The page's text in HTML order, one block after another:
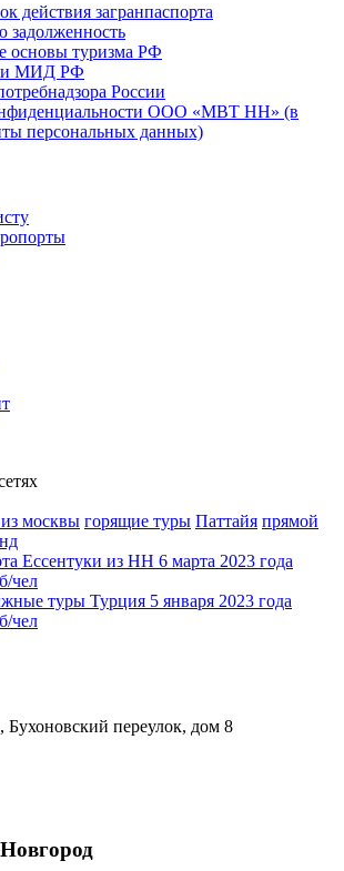
действия загранпаспорта
задолженность
основы туризма РФ
МИД РФ
России
ООО «МВТ НН» (в
персональных данных)
москвы горящие туры Паттайя прямой
Ессентуки из НН 6 марта 2023 года
чел
туры Турция 5 января 2023 года
чел
Бухоновский переулок, дом 8